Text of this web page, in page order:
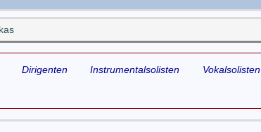
Dirigenten Instrumentalsolisten Vokalsolisten